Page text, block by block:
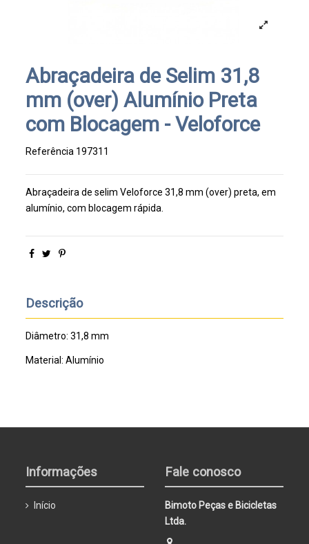
Abraçadeira de Selim 31,8
mm (over) Alumínio Preta
com Blocagem - Veloforce
Referência 197311
Abraçadeira de selim Veloforce 31,8 mm (over) preta, em
alumínio, com blocagem rápida.
Descrição
Diâmetro: 31,8 mm
Material: Alumínio
Informações
Início
Fale conosco
Bimoto Peças e Bicicletas
Ltda.